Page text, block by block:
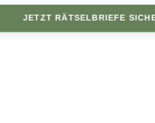
JETZT RÄTSELBRIEFE SICHERN –